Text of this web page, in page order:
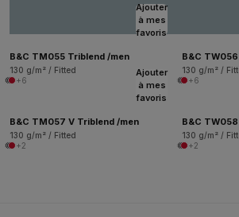
Ajouter
à mes
favoris
B&C TM055 Triblend /men
130 g/m² / Fitted
+6
B&C
130 g/m² /
+6
Ajouter
à mes
favoris
B&C TM057 V Triblend /men
130 g/m² / Fitted
+2
B&C
130 g/m² /
+2